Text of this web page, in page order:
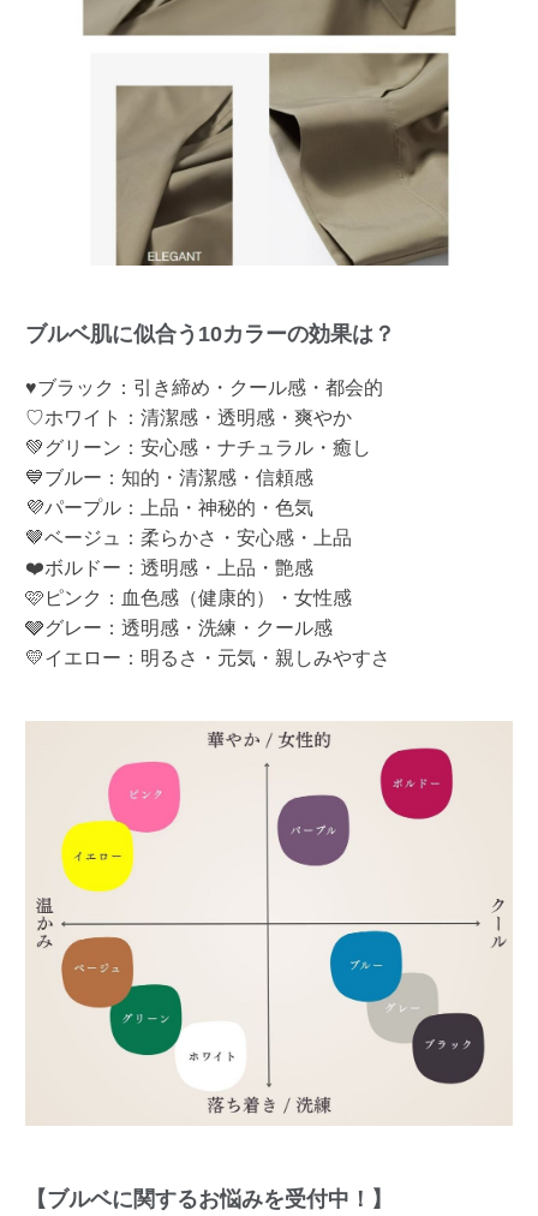
ブルベ肌に似合う10カラーの効果は？
♥ブラック：引き締め・クール感・都会的
♡ホワイト：清潔感・透明感・爽やか
💚グリーン：安心感・ナチュラル・癒し
💙ブルー：知的・清潔感・信頼感
💜パープル：上品・神秘的・色気
🤎ベージュ：柔らかさ・安心感・上品
❤️ボルドー：透明感・上品・艶感
🩷ピンク：血色感（健康的）・女性感
🩶グレー：透明感・洗練・クール感
💛イエロー：明るさ・元気・親しみやすさ
【ブルベに関するお悩みを受付中！】